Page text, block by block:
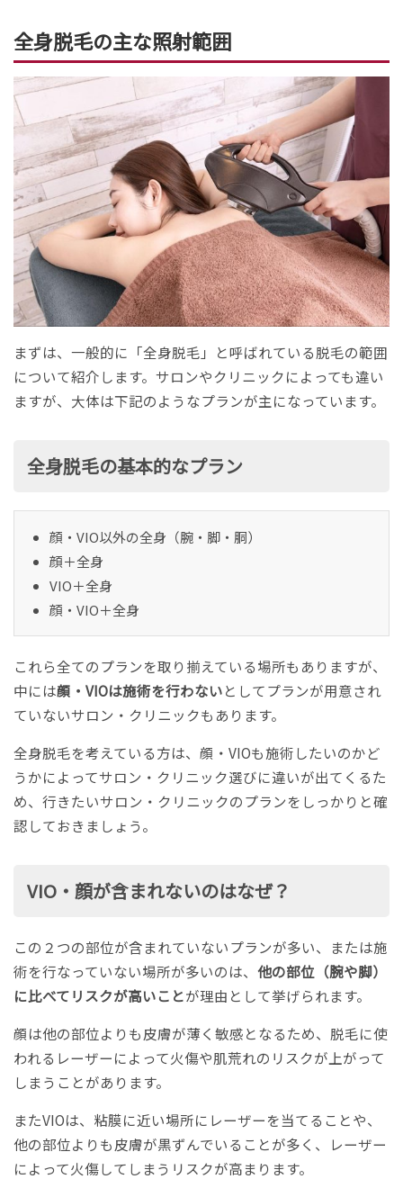
全身脱毛の主な照射範囲
まずは、一般的に「全身脱毛」と呼ばれている脱毛の範囲
について紹介します。サロンやクリニックによっても違い
ますが、大体は下記のようなプランが主になっています。
全身脱毛の基本的なプラン
顔・VIO以外の全身（腕・脚・胴）
顔＋全身
VIO＋全身
顔・VIO＋全身
これら全てのプランを取り揃えている場所もありますが、
中には顔・VIOは施術を行わないとしてプランが用意され
ていないサロン・クリニックもあります。
全身脱毛を考えている方は、顔・VIOも施術したいのかど
うかによってサロン・クリニック選びに違いが出てくるた
め、行きたいサロン・クリニックのプランをしっかりと確
認しておきましょう。
VIO・顔が含まれないのはなぜ？
この２つの部位が含まれていないプランが多い、または施
術を行なっていない場所が多いのは、 他の部位（腕や脚）
に比べてリスクが高いことが理由として挙げられます。
顔は他の部位よりも皮膚が薄く敏感となるため、脱毛に使
われるレーザーによって火傷や肌荒れのリスクが上がって
しまうことがあります。
またVIOは、粘膜に近い場所にレーザーを当てることや、
他の部位よりも皮膚が黒ずんでいることが多く、レーザー
によって火傷してしまうリスクが高まります。